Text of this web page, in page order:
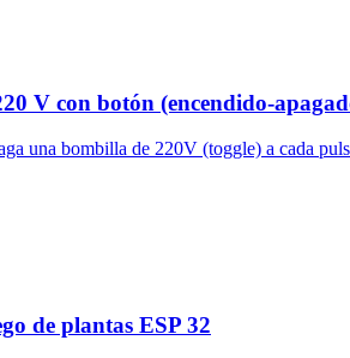
V con botón (encendido-
una bombilla de 220V (toggle) a cada
de plantas ESP 32